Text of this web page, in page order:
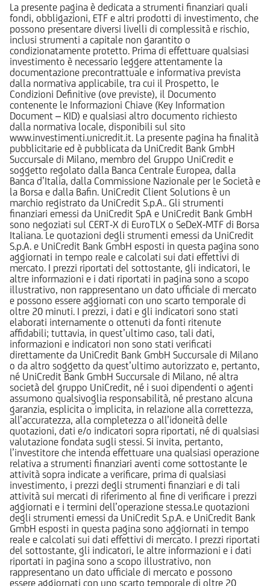
La presente pagina è dedicata a strumenti finanziari quali
fondi, obbligazioni, ETF e altri prodotti di investimento, che
possono presentare diversi livelli di complessità e rischio,
inclusi strumenti a capitale non garantito o
condizionatamente protetto. Prima di effettuare qualsiasi
investimento è necessario leggere attentamente la
documentazione precontrattuale e informativa prevista
dalla normativa applicabile, tra cui il Prospetto, le
Condizioni Definitive (ove previste), il Documento
contenente le Informazioni Chiave (Key Information
Document – KID) e qualsiasi altro documento richiesto
dalla normativa locale, disponibili sul sito
www.investimenti.unicredit.it. La presente pagina ha finalità
pubblicitarie ed è pubblicata da UniCredit Bank GmbH
Succursale di Milano, membro del Gruppo UniCredit e
soggetto regolato dalla Banca Centrale Europea, dalla
Banca d’Italia, dalla Commissione Nazionale per le Società e
la Borsa e dalla Bafin. UniCredit Client Solutions è un
marchio registrato da UniCredit S.p.A.. Gli strumenti
finanziari emessi da UniCredit SpA e UniCredit Bank GmbH
sono negoziati sul CERT-X di EuroTLX o SeDeX-MTF di Borsa
Italiana. Le quotazioni degli strumenti emessi da UniCredit
S.p.A. e UniCredit Bank GmbH esposti in questa pagina sono
aggiornati in tempo reale e calcolati sui dati effettivi di
mercato. I prezzi riportati del sottostante, gli indicatori, le
altre informazioni e i dati riportati in pagina sono a scopo
illustrativo, non rappresentano un dato ufficiale di mercato
e possono essere aggiornati con uno scarto temporale di
oltre 20 minuti. I prezzi, i dati e gli indicatori sono stati
elaborati internamente o ottenuti da fonti ritenute
affidabili; tuttavia, in quest’ultimo caso, tali dati,
informazioni e indicatori non sono stati verificati
direttamente da UniCredit Bank GmbH Succursale di Milano
o da altro soggetto da quest’ultimo autorizzato e, pertanto,
né UniCredit Bank GmbH Succursale di Milano, né altra
società del gruppo UniCredit, né i suoi dipendenti o agenti
assumono qualsivoglia responsabilità, né prestano alcuna
garanzia, esplicita o implicita, in relazione alla correttezza,
all’accuratezza, alla completezza o all’idoneità delle
quotazioni, dati e/o indicatori sopra riportati, né di qualsiasi
valutazione fondata sugli stessi. Si invita, pertanto,
l’investitore che intenda effettuare una qualsiasi operazione
relativa a strumenti finanziari aventi come sottostante le
attività sopra indicate a verificare, prima di qualsiasi
investimento, i prezzi degli strumenti finanziari e di tali
attività sui mercati di riferimento al fine di verificare i prezzi
aggiornati e i termini dell’operazione stessa.Le quotazioni
degli strumenti emessi da UniCredit S.p.A. e UniCredit Bank
GmbH esposti in questa pagina sono aggiornati in tempo
reale e calcolati sui dati effettivi di mercato. I prezzi riportati
del sottostante, gli indicatori, le altre informazioni e i dati
riportati in pagina sono a scopo illustrativo, non
rappresentano un dato ufficiale di mercato e possono
essere aggiornati con uno scarto temporale di oltre 20